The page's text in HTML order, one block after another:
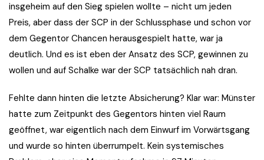
insgeheim auf den Sieg spielen wollte – nicht um jeden
Preis, aber dass der SCP in der Schlussphase und schon vor
dem Gegentor Chancen herausgespielt hatte, war ja
deutlich. Und es ist eben der Ansatz des SCP, gewinnen zu
wollen und auf Schalke war der SCP tatsächlich nah dran.
Fehlte dann hinten die letzte Absicherung? Klar war: Münster
hatte zum Zeitpunkt des Gegentors hinten viel Raum
geöffnet, war eigentlich nach dem Einwurf im Vorwärtsgang
und wurde so hinten überrumpelt. Kein systemisches